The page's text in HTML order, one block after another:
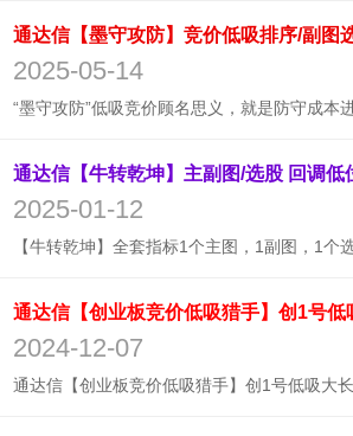
2025-05-14
2025-01-12
通达信【创业板竞价低吸猎手】创1号
2024-12-07